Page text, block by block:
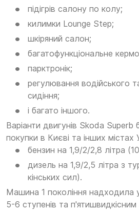
підігрів салону по колу;
килимки Lounge Step;
шкіряний салон;
багатофункціональне
парктронік;
регулювання водійського
сидіння;
і багато іншого.
Варіанти двигунів Skoda Superb
покупки в Києві та інших містах
бензин на 1,9/2/2,8 літра
дизель на 1,9/2,5 літра з
кінських сил).
Машина 1 покоління
5-6 ступенів та